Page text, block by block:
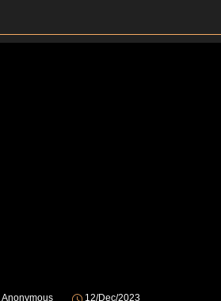
Anonymous 12/Dec/2023